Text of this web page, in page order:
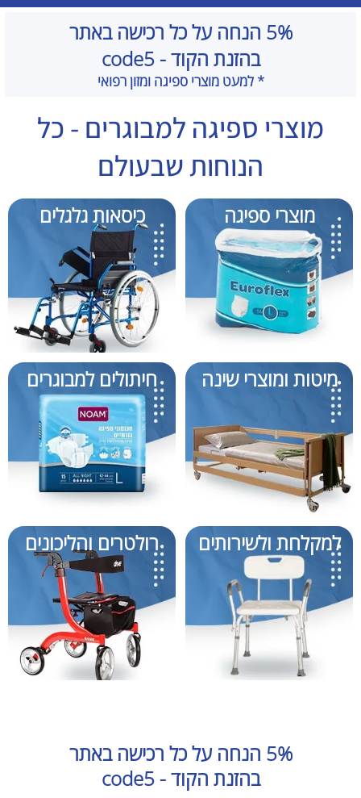
5% הנחה על כל רכישה באתר
בהזנת הקוד - code5
* למעט מוצרי ספיגה ומזון רפואי
מוצרי ספיגה למבוגרים - כל
הנוחות שבעולם
מוצרי ספיגה כיסאות גלגלים
מיטות ומוצרי שינה חיתולים למבוגרים
למקלחת ולשירותים רולטרים והליכונים
5% הנחה על כל רכישה באתר
בהזנת הקוד - code5